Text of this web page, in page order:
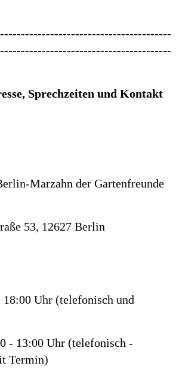
Sprechzeiten und Kontakt
Marzahn der Gartenfreunde
53, 12627 Berlin
Uhr (telefonisch und
- 13:00 Uhr (telefonisch -
Termin)